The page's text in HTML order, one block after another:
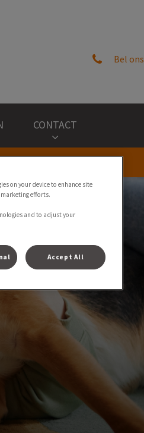
Bel ons
CONTACT
on your device to enhance site
efforts.
and to adjust your
Accept All